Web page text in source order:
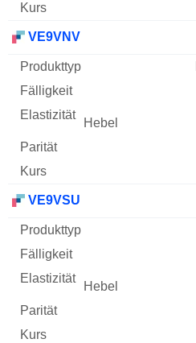
VE9VNV
VE9VSU